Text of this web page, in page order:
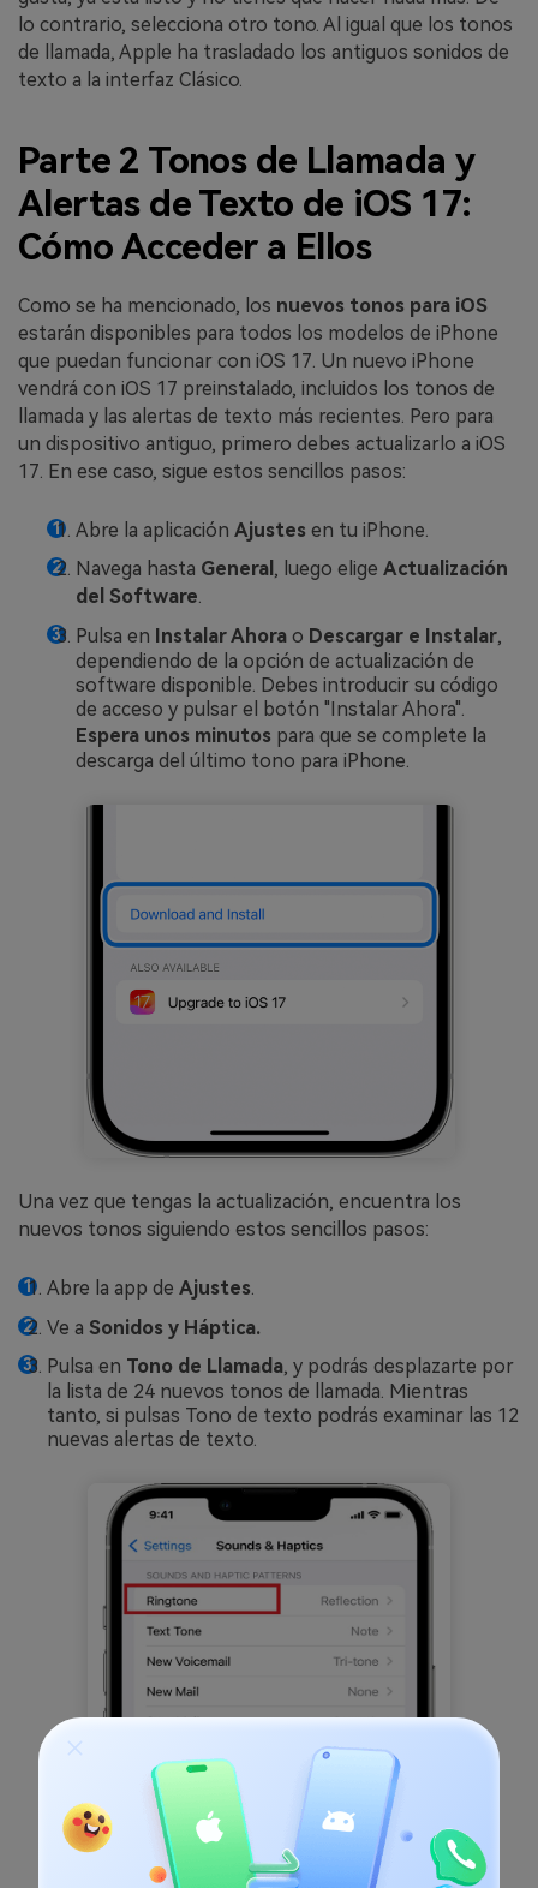
lo contrario, selecciona otro tono. Al igual que los tonos
de llamada, Apple ha trasladado los antiguos sonidos de
texto a la interfaz Clásico.
Parte 2 Tonos de Llamada y
Alertas de Texto de iOS 17:
Cómo Acceder a Ellos
Como se ha mencionado, los nuevos tonos para iOS
estarán disponibles para todos los modelos de iPhone
que puedan funcionar con iOS 17. Un nuevo iPhone
vendrá con iOS 17 preinstalado, incluidos los tonos de
llamada y las alertas de texto más recientes. Pero para
un dispositivo antiguo, primero debes actualizarlo a iOS
17. En ese caso, sigue estos sencillos pasos:
Abre la aplicación Ajustes en tu iPhone.
Navega hasta General , luego elige Actualización
del Software.
Pulsa en Instalar Ahora o Descargar e Instalar,
dependiendo de la opción de actualización de
software disponible. Debes introducir su código
de acceso y pulsar el botón "Instalar Ahora".
Espera unos minutos para que se complete la
descarga del último tono para iPhone.
Una vez que tengas la actualización, encuentra los
nuevos tonos siguiendo estos sencillos pasos:
Abre la app de Ajustes.
Ve a Sonidos y Háptica.
Pulsa en Tono de Llamada, y podrás desplazarte por
la lista de 24 nuevos tonos de llamada. Mientras
tanto, si pulsas Tono de texto podrás examinar las 12
nuevas alertas de texto.